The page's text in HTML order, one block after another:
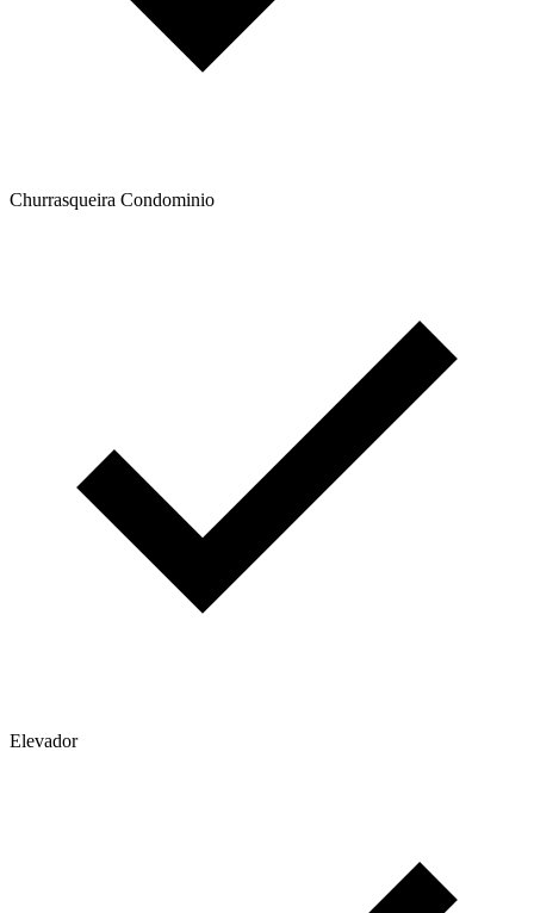
Churrasqueira Condominio
Elevador